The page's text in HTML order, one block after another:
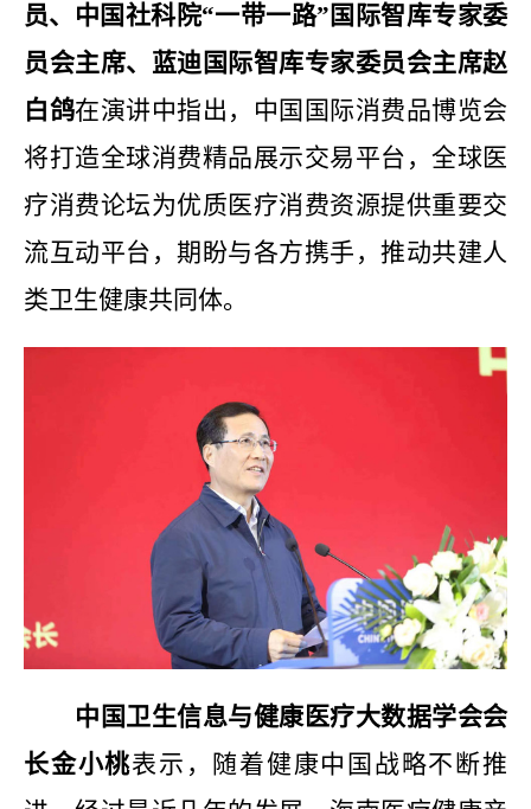
员、中国社科院“一带一路”国际智库专家委
员会主席、蓝迪国际智库专家委员会主席赵
白鸽在演讲中指出，中国国际消费品博览会
将打造全球消费精品展示交易平台，全球医
疗消费论坛为优质医疗消费资源提供重要交
流互动平台，期盼与各方携手，推动共建人
类卫生健康共同体。
中国卫生信息与健康医疗大数据学会会
长金小桃表示，随着健康中国战略不断推